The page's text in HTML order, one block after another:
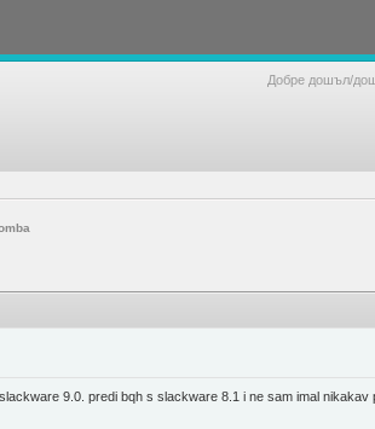
Добре дошъл/
9.0. predi bqh s slackware 8.1 i ne sam imal